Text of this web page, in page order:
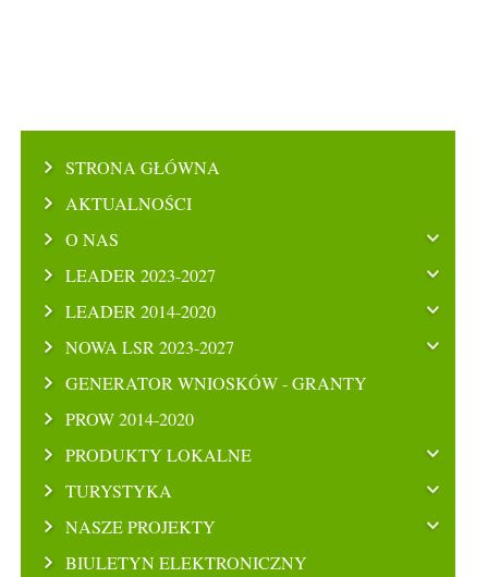
STRONA GŁÓWNA
AKTUALNOŚCI
O NAS
LEADER 2023-2027
LEADER 2014-2020
NOWA LSR 2023-2027
GENERATOR WNIOSKÓW - GRANTY
PROW 2014-2020
PRODUKTY LOKALNE
TURYSTYKA
NASZE PROJEKTY
BIULETYN ELEKTRONICZNY